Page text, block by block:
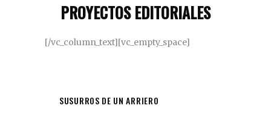
PROYECTOS EDITORIALES
[/vc_column_text][vc_empty_space]
SUSURROS DE UN ARRIERO